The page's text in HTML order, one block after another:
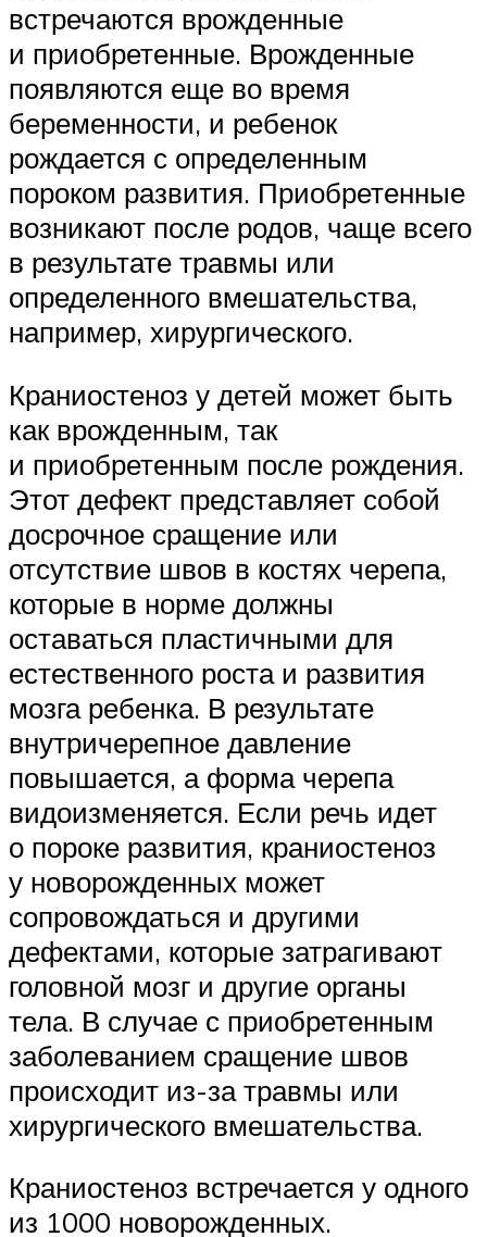
встречаются врожденные
и приобретенные. Врожденные
появляются еще во время
беременности, и ребенок
рождается с определенным
пороком развития. Приобретенные
возникают после родов, чаще всего
в результате травмы или
определенного вмешательства,
например, хирургического.
Краниостеноз у детей может быть
как врожденным, так
и приобретенным после рождения.
Этот дефект представляет собой
досрочное сращение или
отсутствие швов в костях черепа,
которые в норме должны
оставаться пластичными для
естественного роста и развития
мозга ребенка. В результате
внутричерепное давление
повышается, а форма черепа
видоизменяется. Если речь идет
о пороке развития, краниостеноз
у новорожденных может
сопровождаться и другими
дефектами, которые затрагивают
головной мозг и другие органы
тела. В случае с приобретенным
заболеванием сращение швов
происходит из-за травмы или
хирургического вмешательства.
Краниостеноз встречается у одного
из 1000 новорожденных.